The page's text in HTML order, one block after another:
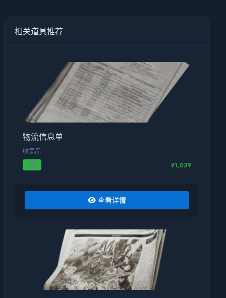
相关道具推荐
物流信息单
收集品
1级
¥1,039
查看详情